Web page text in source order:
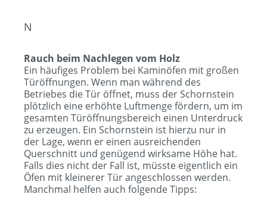
N
Rauch beim Nachlegen vom Holz
Ein häufiges Problem bei Kaminöfen mit großen
Türöffnungen. Wenn man während des
Betriebes die Tür öffnet, muss der Schornstein
plötzlich eine erhöhte Luftmenge fördern, um im
gesamten Türöffnungsbereich einen Unterdruck
zu erzeugen. Ein Schornstein ist hierzu nur in
der Lage, wenn er einen ausreichenden
Querschnitt und genügend wirksame Höhe hat.
Falls dies nicht der Fall ist, müsste eigentlich ein
Öfen mit kleinerer Tür angeschlossen werden.
Manchmal helfen auch folgende Tipps: